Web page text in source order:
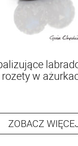
rozety w
ZOBACZ